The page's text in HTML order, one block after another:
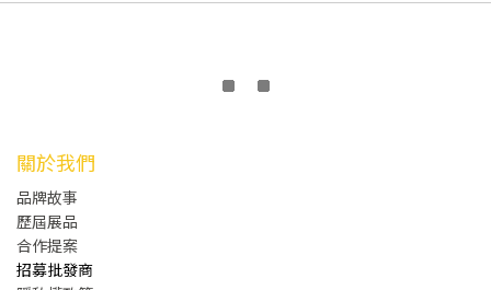
關於我們
品牌故事
歷屆展品
合作提案
招募批發商